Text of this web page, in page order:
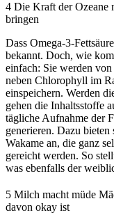
4 Die Kraft der Ozeane
bringen
Dass Omega-3-
bekannt. Doch, wie
einfach: Sie werden
neben Chlorophyll im
einspeichern. Werden
gehen die Inhaltsstoffe
tägliche Aufnahme der
generieren. Dazu
Wakame an, die ganz
gereicht werden. So
was ebenfalls der
5 Milch macht müde
davon okay ist